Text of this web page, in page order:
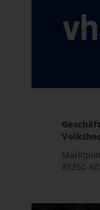
85250